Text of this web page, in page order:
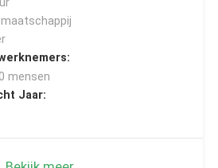
mensen
Jaar: